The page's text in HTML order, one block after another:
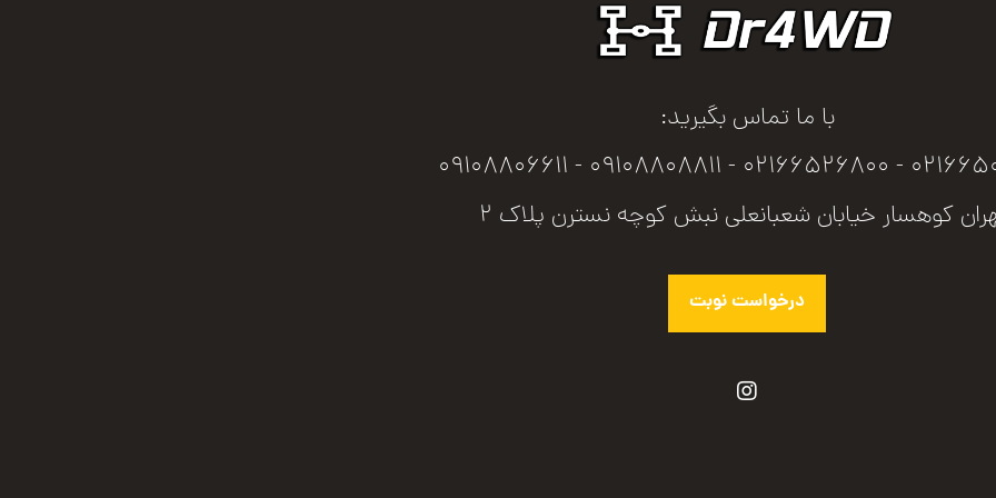
با ما تماس بگیرید:
02166506800 - 02166526800 -
کوهسار خیابان شعبانعلی نبش کوچه نسترن پلاک ۲
درخواست نوبت